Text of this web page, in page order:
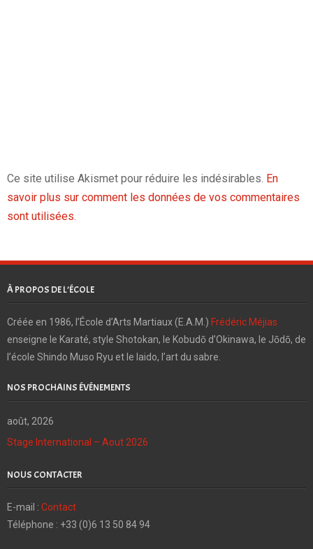
Ce site utilise Akismet pour réduire les indésirables. En
savoir plus sur comment les données de vos commentaires
sont utilisées.
À PROPOS DE L’ÉCOLE
Créée en 1986, l’École d’Arts Martiaux (E.A.M.) Frédéric Méjias
enseigne le Karaté, style Shotokan, le Kobudō d’Okinawa, le Jōdō, de
l’école Shindo Muso Ryu et le Iaido, l’art du sabre.
NOS PROCHAINS ÉVÉNEMENTS
août, 2026
Stage International – Aout 2026
NOUS CONTACTER
E-mail : Contact
Téléphone : +33 (0)6 13 50 84 94